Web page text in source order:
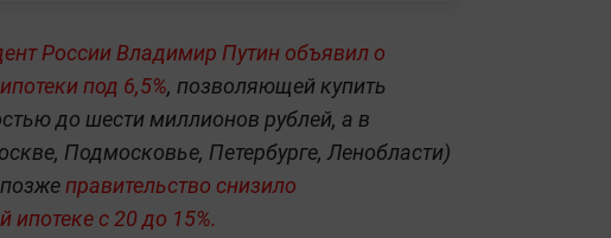
России Владимир Путин объявил о
под 6,5%, позволяющей купить
до шести миллионов рублей, а в
Подмосковье, Петербурге, Ленобласти)
правительство снизило
ипотеке с 20 до 15%.